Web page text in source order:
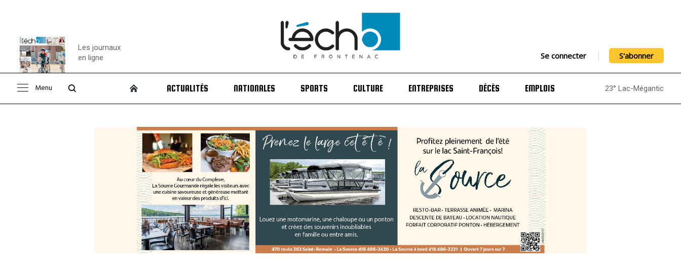
Consulter le
Les journaux
en ligne
Se connecter S'abonner
Menu ACTUALITÉS NATIONALES SPORTS CULTURE ENTREPRISES DÉCÈS EMPLOIS 23° Lac-Mégantic